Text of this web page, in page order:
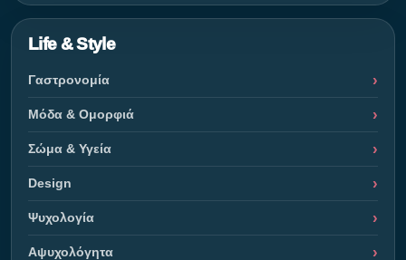
Life & Style
Γαστρονομία
Μόδα & Ομορφιά
Σώμα & Υγεία
Design
Ψυχολογία
Αψυχολόγητα